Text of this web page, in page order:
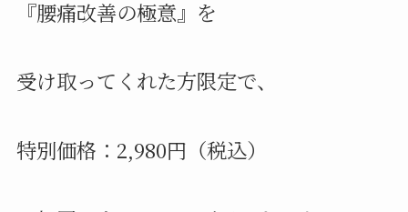
『腰痛改善の極意』を
受け取ってくれた方限定で、
特別価格：2,980円（税込）